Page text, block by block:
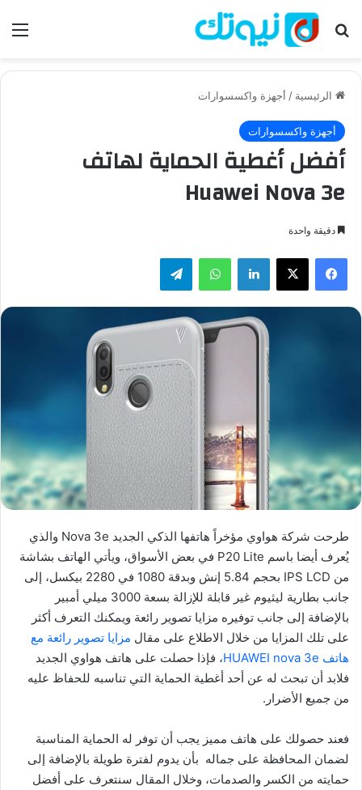
بحث عن
الرئيسية / أجهزة واكسسوارات
أجهزة واكسسوارات
أفضل أغطية الحماية لهاتف
Huawei Nova 3e
دقيقة واحدة
فيسبوك لينكدإن واتساب
طرحت شركة هواوي مؤخراً هاتفها الذكي الجديد Nova 3e والذي
يُعرف أيضا باسم P20 Lite في بعض الأسواق، ويأتي الهاتف بشاشة
من IPS LCD بحجم 5.84 إنش وبدقة 1080 في 2280 بيكسل، إلى
جانب بطارية ليثيوم غير قابلة للإزالة بسعة 3000 ميلي أمبير
بالإضافة إلى جانب توفيره مزايا تصوير رائعة ويمكنك التعرف أكثر
على تلك المزايا من خلال الاطلاع على مقال مزايا تصوير رائعة مع
هاتف HUAWEI nova 3e
، فإذا حصلت على هاتف هواوي الجديد
فلابد أن تبحث له عن أحد أغطية الحماية التي تناسبه للحفاظ عليه
من جميع الأضرار.
فعند حصولك على هاتف مميز يجب أن توفر له الحماية المناسبة
لضمان المحافظة على جماله بأن يدوم لفترة طويلة بالإضافة إلى
حمايته من الكسر والصدمات، وخلال المقال سنتعرف على أفضل